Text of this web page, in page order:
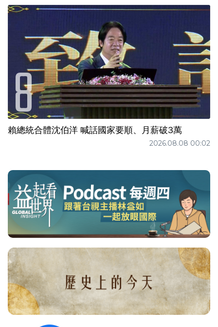
賴總統合體沈伯洋 喊話國家要順、月薪破3萬
2026.08.08 00:02